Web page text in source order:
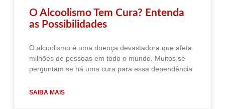
O Alcoolismo Tem Cura? Entenda
as Possibilidades
O alcoolismo é uma doença devastadora que afeta
milhões de pessoas em todo o mundo. Muitos se
perguntam se há uma cura para essa dependência
SAIBA MAIS